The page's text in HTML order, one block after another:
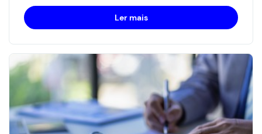
Ler mais